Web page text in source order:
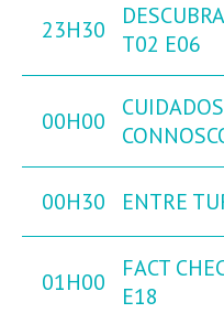
23H30
T02 E06
00H00
00H30 ENTRE
01H00
FACT
E18